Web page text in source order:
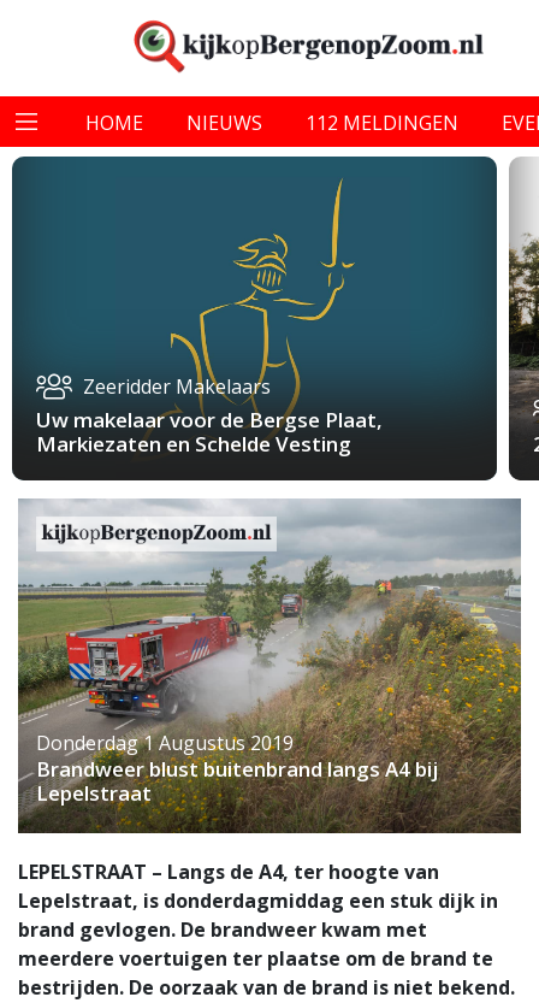
HOME NIEUWS 112 MELDINGEN
Zeeridder Makelaars
Uw makelaar voor de Bergse Plaat,
Markiezaten en Schelde Vesting
Donderdag 1 Augustus 2019
Brandweer blust buitenbrand langs A4 bij
Lepelstraat
LEPELSTRAAT – Langs de A4, ter hoogte van
Lepelstraat, is donderdagmiddag een stuk dijk in
brand gevlogen. De brandweer kwam met
meerdere voertuigen ter plaatse om de brand te
bestrijden. De oorzaak van de brand is niet bekend.